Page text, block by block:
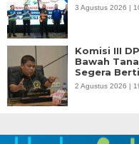
3 Agustus 2026 |
Komisi III
Bawah
Segera
2 Agustus 2026 |